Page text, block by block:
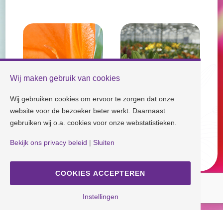
Check our socials and stay tuned!
Disclaimer| Copyright © Dutch Lily Days
Wij maken gebruik van cookies
Wij gebruiken cookies om ervoor te zorgen dat onze
website voor de bezoeker beter werkt. Daarnaast
gebruiken wij o.a. cookies voor onze webstatistieken.
Bekijk ons privacy beleid | Sluiten
COOKIES ACCEPTEREN
Instellingen